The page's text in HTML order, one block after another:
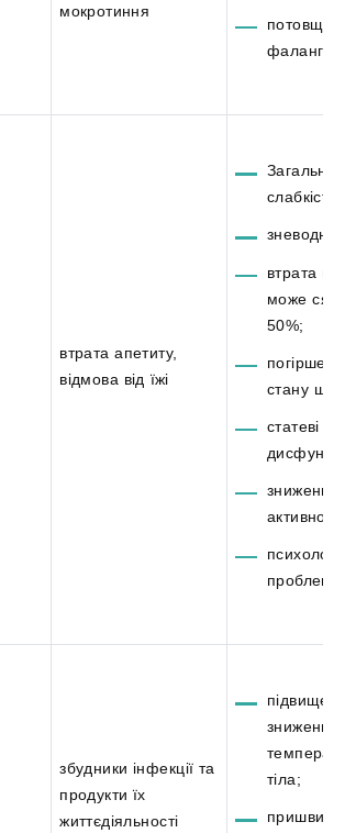
мокротиння
фаланг
втрата апетиту,
відмова від їжі
Загальна
слабкість;
втрата
може
50%;
стану
статеві
зниження
проблеми
збудники інфекції та
продукти їх
життєдіяльності
зниження
тіла;